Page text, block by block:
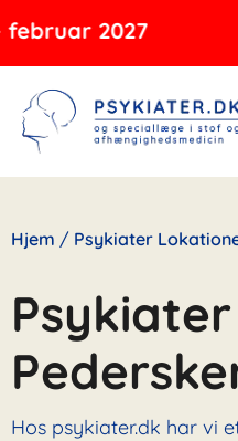
Gå
indholdet
2027
Hjem / Psykiater
Psykiater
Hos psykiater.dk har vi